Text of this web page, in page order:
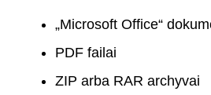
„Microsoft Office“
PDF failai
ZIP arba RAR archyvai